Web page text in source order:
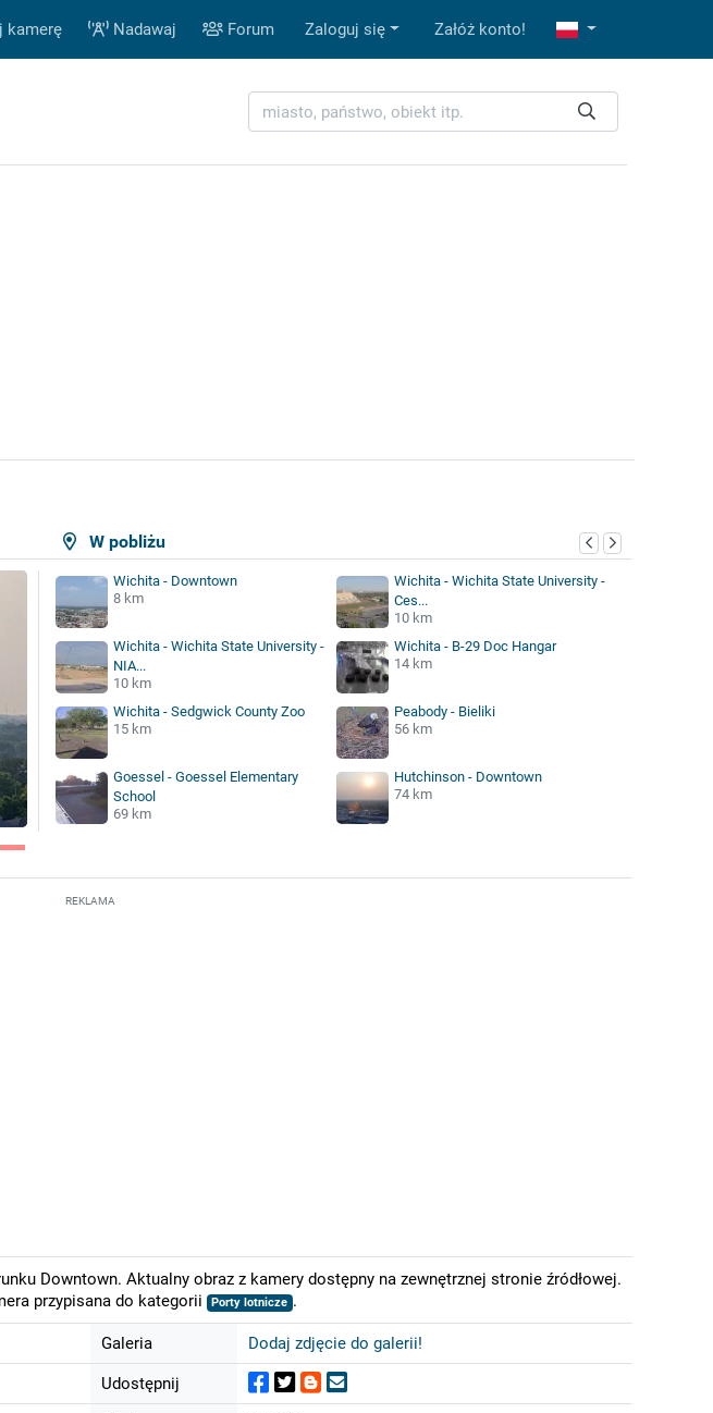
kamerę Nadawaj Forum Zaloguj się Załóż konto!
W pobliżu
Wichita - Downtown
8 km
Wichita - Wichita State University -
Ces...
10 km
Wichita - Wichita State University -
NIA...
10 km
Wichita - B-29 Doc Hangar
14 km
Wichita - Sedgwick County Zoo
15 km
Peabody - Bieliki
56 km
Goessel - Goessel Elementary
School
69 km
Hutchinson - Downtown
74 km
REKLAMA
Downtown. Aktualny obraz z kamery dostępny na zewnętrznej stronie źródłowej.
przypisana do kategorii
Porty lotnicze .
Galeria Dodaj zdjęcie do galerii!
Udostępnij